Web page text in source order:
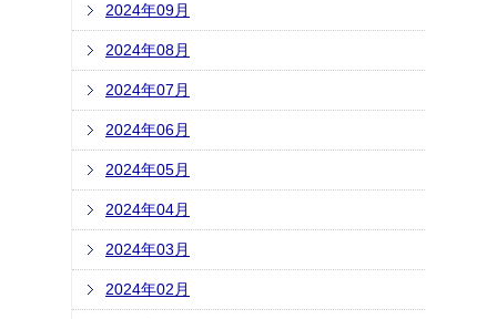
2024年09月
2024年08月
2024年07月
2024年06月
2024年05月
2024年04月
2024年03月
2024年02月